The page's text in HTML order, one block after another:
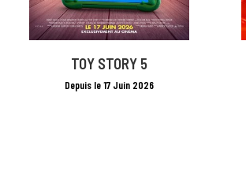
TOY STORY 5
Depuis le 17 Juin 2026